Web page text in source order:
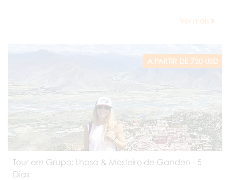
Ver mais
A PARTIR DE 720 USD
Tour em Grupo: Lhasa & Mosteiro de Ganden - 5
Dias